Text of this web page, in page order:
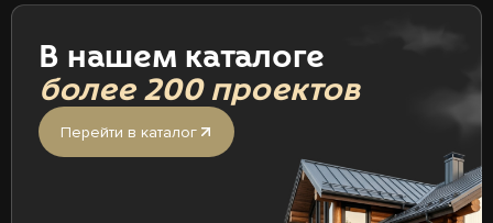
В нашем каталоге
более 200 проектов
Перейти в каталог